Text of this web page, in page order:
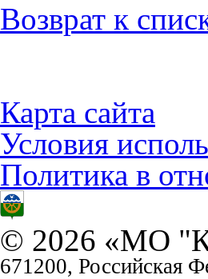
Возврат к
Карта сайта
Условия
Политика в
© 2026 «МО
671200, Российская